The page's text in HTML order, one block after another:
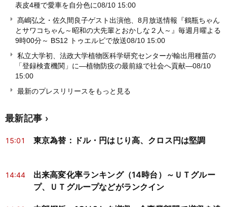
表皮4種で愛車を自分色に08/10 15:00
髙嶋弘之・佐久間良子ゲスト出演他、8月放送情報『鶴瓶ちゃん
とサワコちゃん～昭和の大先輩とおかしな２人～』毎週月曜よる
9時00分～ BS12 トゥエルビで放送08/10 15:00
私立大学初、法政大学植物医科学研究センターが輸出用種苗の
「登録検査機関」に―植物防疫の最前線で社会へ貢献―08/10
15:00
最新のプレスリリースをもっと見る
最新記事
15:01 東京為替：ドル・円はじり高、クロス円は堅調
14:44
出来高変化率ランキング（14時台）～ＵＴグルー
プ、ＵＴグループなどがランクイン